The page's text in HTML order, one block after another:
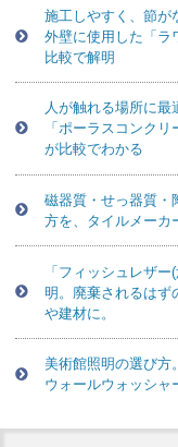
施工しやすく、節が
外壁に使用した「ラ
比較で解明
人が触れる場所に最
「ポーラスコンク
が比較でわかる
磁器質・せっ器質・
方を、タイルメーカ
「フィッシュレザ
明。廃棄されるはず
や建材に。
美術館照明の選び方
ウォールウォッシャ